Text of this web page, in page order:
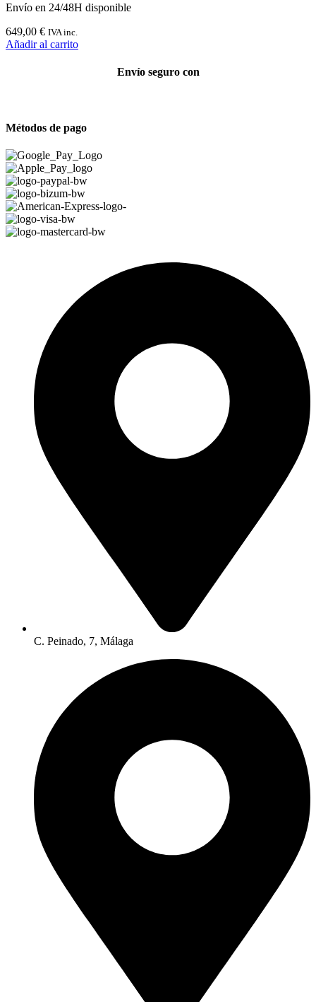
Envío en 24/48H disponible
649,00 € IVA inc.
Añadir al carrito
Envío seguro con
Métodos de pago
C. Peinado, 7, Málaga